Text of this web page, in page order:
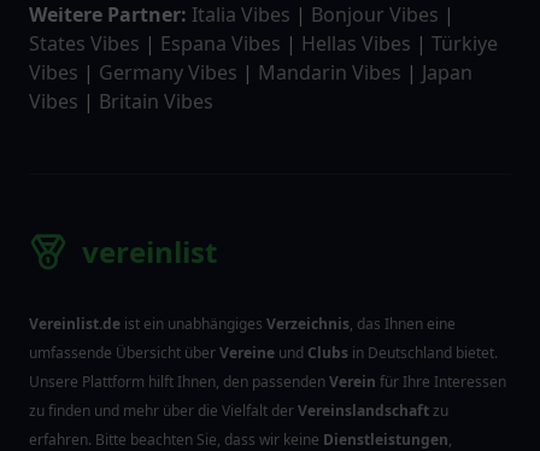
Weitere Partner: Italia Vibes | Bonjour Vibes |
States Vibes | Espana Vibes | Hellas Vibes | Türkiye
Vibes | Germany Vibes | Mandarin Vibes | Japan
Vibes | Britain Vibes
vereinlist
Vereinlist.de ist ein unabhängiges Verzeichnis, das Ihnen eine
umfassende Übersicht überVereine und Clubs in Deutschland bietet.
Unsere Plattform hilft Ihnen, den passendenVerein für Ihre Interessen
zu finden und mehr über die Vielfalt derVereinslandschaftzu
erfahren. Bitte beachten Sie, dass wir keine Dienstleistungen,